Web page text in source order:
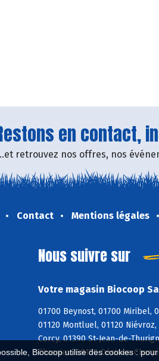
Biocoop utilise des cookies :
en contact,
retrouvez nos offres, nos
Contact Mentions légales
Nous suivre sur
Votre magasin Biocoop
01700 Beynost, 01700 Miribel,
01120 Montluel, 01120
Corcy, 01390 St-Jean-de-
Chassieu, 69150 Décines-